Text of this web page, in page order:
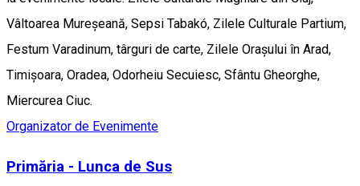
Vâltoarea Mureșeană, Sepsi Tabakó, Zilele Culturale Partium,
Festum Varadinum, târguri de carte, Zilele Orașului în Arad,
Timișoara, Oradea, Odorheiu Secuiesc, Sfântu Gheorghe,
Miercurea Ciuc.
Organizator de Evenimente
Primăria - Lunca de Sus